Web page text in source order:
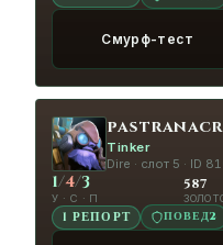
Смурф-тест
Tinker
Dire · слот 5 · ID
1/4/3
У · С · П
587
1 РЕПОРТ ПОВЕД2